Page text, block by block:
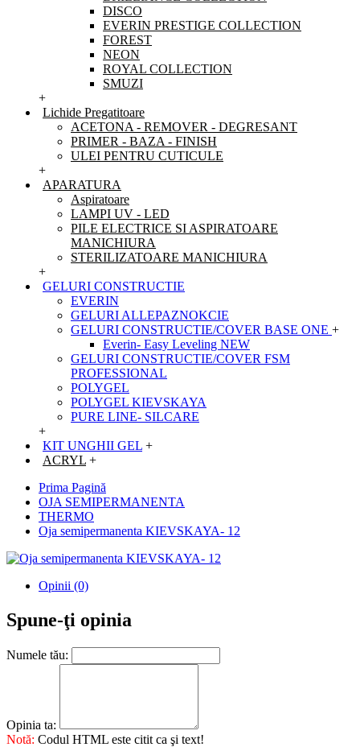
DISCO
EVERIN PRESTIGE COLLECTION
FOREST
NEON
ROYAL COLLECTION
SMUZI
+
Lichide Pregatitoare
ACETONA - REMOVER - DEGRESANT
PRIMER - BAZA - FINISH
ULEI PENTRU CUTICULE
+
APARATURA
Aspiratoare
LAMPI UV - LED
PILE ELECTRICE SI ASPIRATOARE
MANICHIURA
STERILIZATOARE MANICHIURA
+
GELURI CONSTRUCTIE
EVERIN
GELURI ALLEPAZNOKCIE
GELURI CONSTRUCTIE/COVER BASE ONE +
Everin- Easy Leveling NEW
GELURI CONSTRUCTIE/COVER FSM
PROFESSIONAL
POLYGEL
POLYGEL KIEVSKAYA
PURE LINE- SILCARE
+
KIT UNGHII GEL +
ACRYL +
Prima Pagină
OJA SEMIPERMANENTA
THERMO
Oja semipermanenta KIEVSKAYA- 12
Opinii (0)
Spune-ţi opinia
Numele tău:
Opinia ta:
Notă: Codul HTML este citit ca şi text!